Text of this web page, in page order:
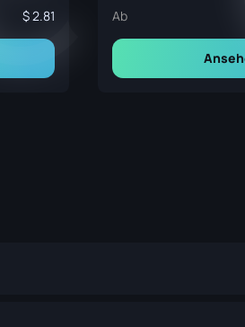
2.81 Ab